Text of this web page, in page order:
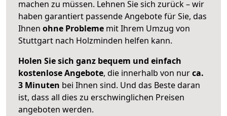
machen zu müssen. Lehnen Sie sich zurück – wir
haben garantiert passende Angebote für Sie, das
Ihnen ohne Probleme mit Ihrem Umzug von
Stuttgart nach Holzminden helfen kann.
Holen Sie sich ganz bequem und einfach
kostenlose Angebote, die innerhalb von nurca.
3 Minuten bei Ihnen sind. Und das Beste daran
ist, dass all dies zu erschwinglichen Preisen
angeboten werden.